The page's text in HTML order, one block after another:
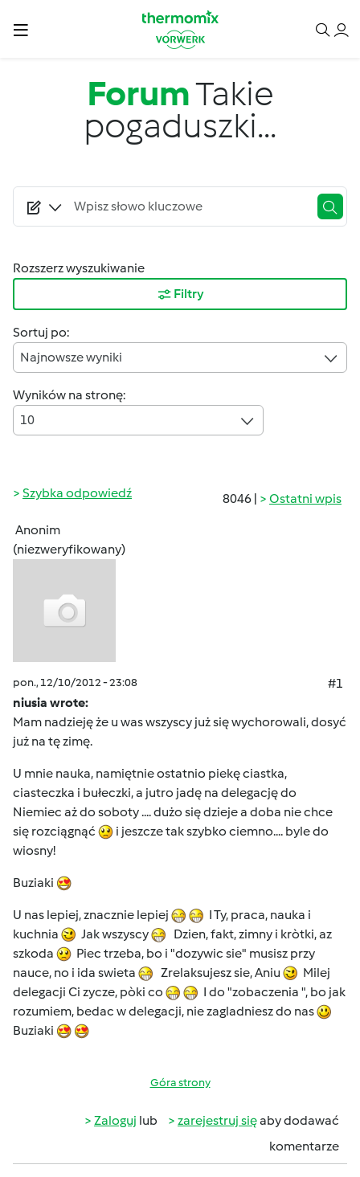
ForumTakie
pogaduszki...
Rozszerz wyszukiwanie
Filtry
Sortuj po:
Najnowsze wyniki
Wyników na stronę:
10
8046 | Ostatni wpis
Szybka odpowiedź
Anonim
(niezweryfikowany)
pon., 12/10/2012 - 23:08
#1
niusia wrote:
Mam nadzieję że u was wszyscy już się wychorowali, dosyć
już na tę zimę.
U mnie nauka, namiętnie ostatnio piekę ciastka,
ciasteczka i bułeczki, a jutro jadę na delegację do
Niemiec aż do soboty .... dużo się dzieje a doba nie chce
się rozciągnąć
i jeszcze tak szybko ciemno.... byle do
wiosny!
Buziaki
U nas lepiej, znacznie lepiej
I Ty, praca, nauka i
kuchnia
Jak wszyscy
Dzien, fakt, zimny i kròtki, az
szkoda
Piec trzeba, bo i "dozywic sie" musisz przy
nauce, no i ida swieta
Zrelaksujesz sie, Aniu
Milej
delegacji Ci zycze, pòki co
I do "zobaczenia ", bo jak
rozumiem, bedac w delegacji, nie zagladniesz do nas
Buziaki
Góra strony
Zaloguj lub zarejestruj sięaby dodawać
komentarze